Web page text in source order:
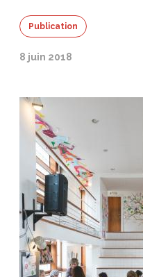
Publication
8 juin 2018